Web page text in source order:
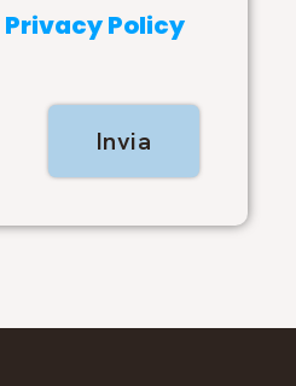
Privacy Policy
Invia